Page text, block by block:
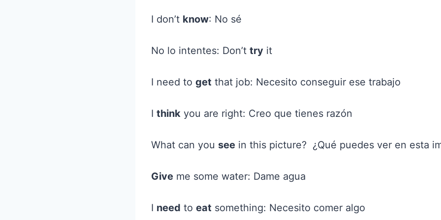
I don’t know: No sé
No lo intentes: Don’t try it
I need to get that job: Necesito conseguir ese trabajo
I think you are right: Creo que tienes razón
What can you see in this picture? ¿Qué puedes ver en esta
Give me some water: Dame agua
I need to eat something: Necesito comer algo